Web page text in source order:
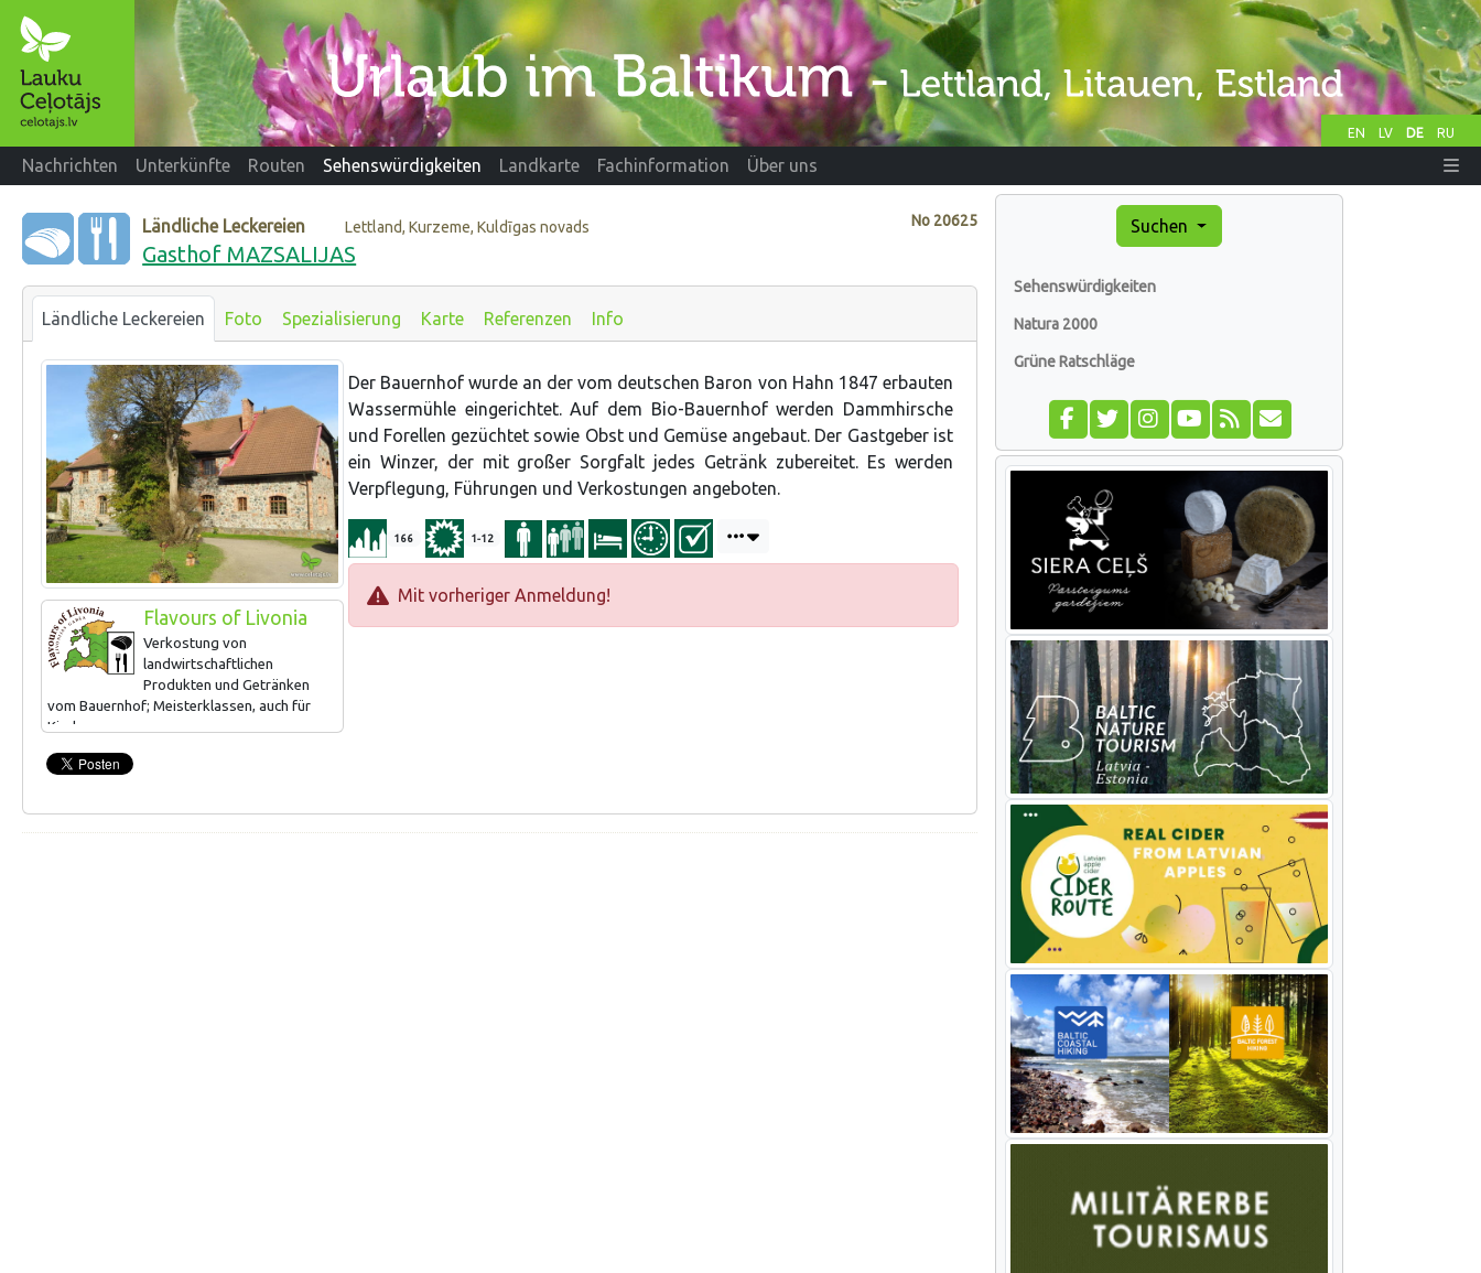
EN LV DE RU
Nachrichten Unterkünfte Routen Sehenswürdigkeiten Landkarte Fachinformation Über uns
No 20625
Ländliche Leckereien Lettland, Kurzeme, Kuldīgas novads
Gasthof MAZSALIJAS
Ländliche Leckereien Foto Spezialisierung Karte Referenzen Info
Flavours of Livonia
Verkostung von
landwirtschaftlichen
Produkten und Getränken
vom Bauernhof; Meisterklassen, auch für
Kinder.
Der Bauernhof wurde an der vom deutschen Baron von Hahn 1847 erbauten
Wassermühle eingerichtet. Auf dem Bio-Bauernhof werden Dammhirsche
und Forellen gezüchtet sowie Obst und Gemüse angebaut. Der Gastgeber ist
ein Winzer, der mit großer Sorgfalt jedes Getränk zubereitet. Es werden
Verpflegung, Führungen und Verkostungen angeboten.
166 1-12
Mit vorheriger Anmeldung!
Suchen
Sehenswürdigkeiten
Natura 2000
Grüne Ratschläge